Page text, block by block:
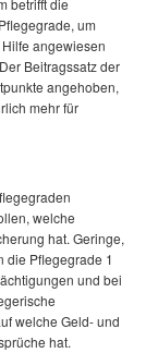
betrifft die
um
angewiesen
Beitragssatz der
angehoben,
mehr für
welche
hat. Geringe,
die Pflegegrade 1
und bei
welche Geld- und
hat.